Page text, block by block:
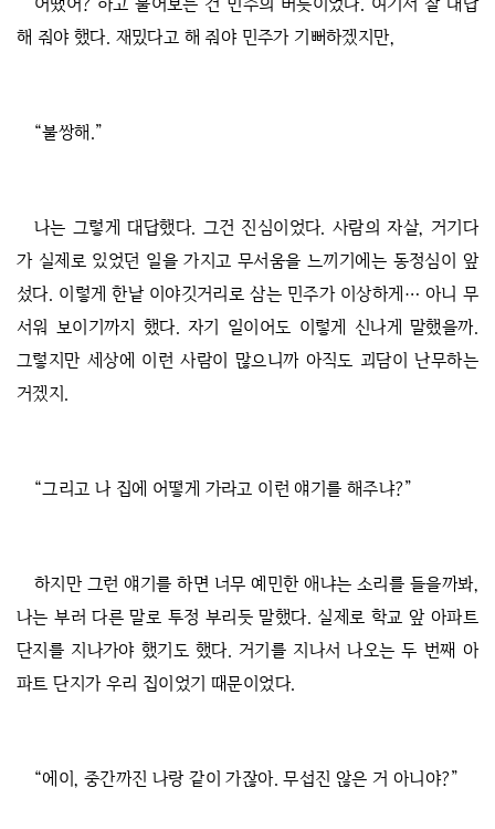
해 줘야 했다. 재밌다고 해 줘야 민주가 기뻐하겠지만,
“불쌍해.”
나는 그렇게 대답했다. 그건 진심이었다. 사람의 자살, 거기다
가 실제로 있었던 일을 가지고 무서움을 느끼기에는 동정심이 앞
섰다. 이렇게 한낱 이야깃거리로 삼는 민주가 이상하게… 아니 무
서워 보이기까지 했다. 자기 일이어도 이렇게 신나게 말했을까.
그렇지만 세상에 이런 사람이 많으니까 아직도 괴담이 난무하는
거겠지.
“그리고 나 집에 어떻게 가라고 이런 얘기를 해주냐?”
하지만 그런 얘기를 하면 너무 예민한 애냐는 소리를 들을까봐,
나는 부러 다른 말로 투정 부리듯 말했다. 실제로 학교 앞 아파트
단지를 지나가야 했기도 했다. 거기를 지나서 나오는 두 번째 아
파트 단지가 우리 집이었기 때문이었다.
“에이, 중간까진 나랑 같이 가잖아. 무섭진 않은 거 아니야?”